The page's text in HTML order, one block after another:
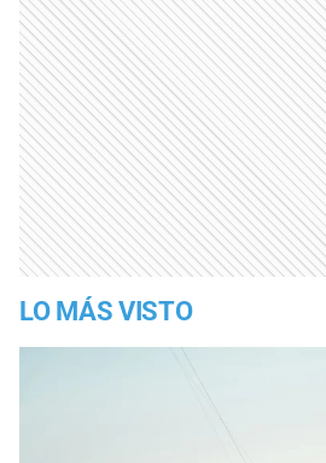
LO MÁS VISTO